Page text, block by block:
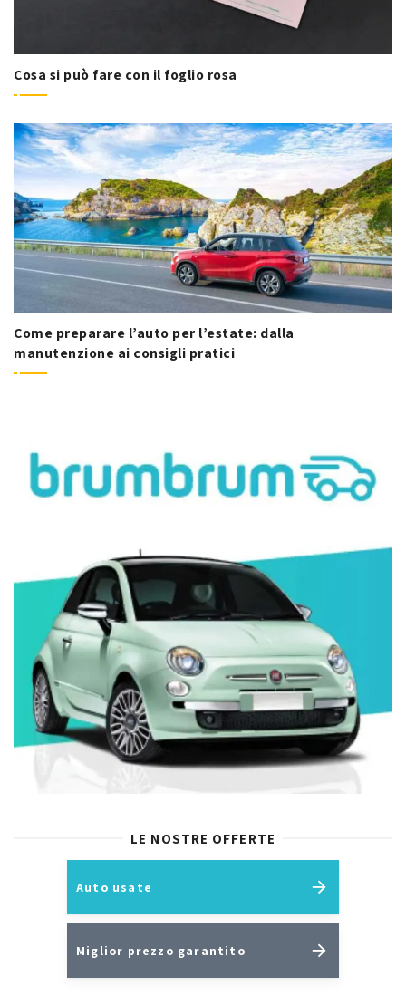
Cosa si può fare con il foglio rosa
Come preparare l’auto per l’estate: dalla
manutenzione ai consigli pratici
LE NOSTRE OFFERTE
Auto usate
Miglior prezzo garantito